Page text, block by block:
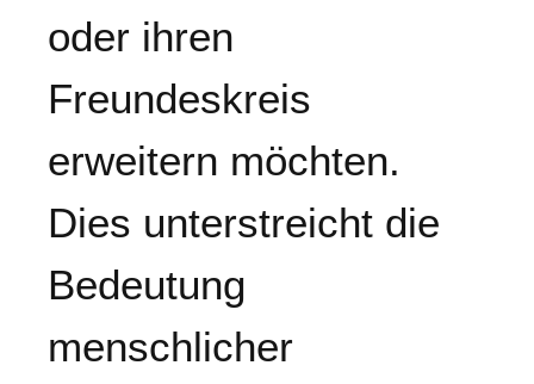
oder ihren
Freundeskreis
erweitern möchten.
Dies unterstreicht die
Bedeutung
menschlicher